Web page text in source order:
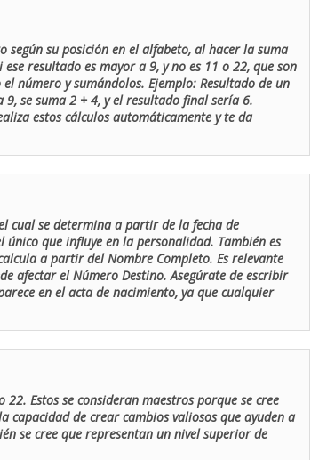
su posición en el alfabeto, al hacer la suma
resultado es mayor a 9, y no es 11 o 22, que son
número y sumándolos. Ejemplo: Resultado de un
se suma 2 + 4, y el resultado final sería 6.
estos cálculos automáticamente y te da
cual se determina a partir de la fecha de
que influye en la personalidad. También es
a partir del Nombre Completo. Es relevante
afectar el Número Destino. Asegúrate de escribir
en el acta de nacimiento, ya que cualquier
Estos se consideran maestros porque se cree
capacidad de crear cambios valiosos que ayuden a
se cree que representan un nivel superior de